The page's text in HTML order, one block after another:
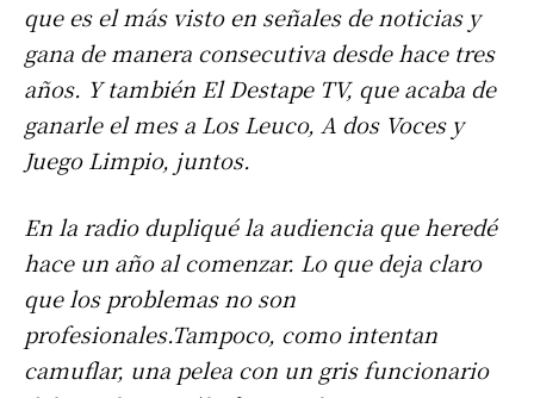
que es el más visto en señales de noticias y
gana de manera consecutiva desde hace tres
años. Y también El Destape TV, que acaba de
ganarle el mes a Los Leuco, A dos Voces y
Juego Limpio, juntos.
En la radio dupliqué la audiencia que heredé
hace un año al comenzar. Lo que deja claro
que los problemas no son
profesionales.Tampoco, como intentan
camuflar, una pelea con un gris funcionario